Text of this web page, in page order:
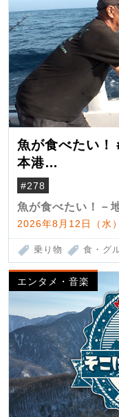
魚が食べたい
本港
（クロマグロ）
#278
魚が食べたい！－
2026年8月12日（水
乗り物 食・グ
エンタメ・音楽